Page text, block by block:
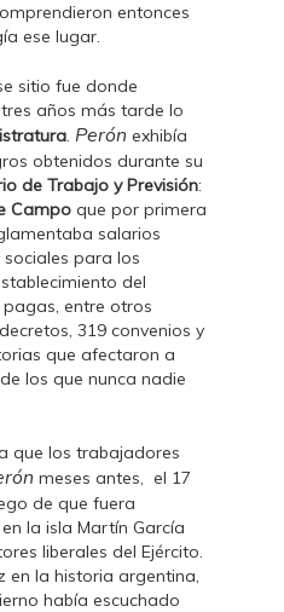
entonces
ese lugar.
sitio fue donde
años más tarde lo
. Perón exhibía
obtenidos durante su
de Trabajo y Previsión:
Campo que por primera
salarios
para los
del
entre otros
319 convenios y
que afectaron a
los que nunca nadie
que los trabajadores
meses antes, el 17
de que fuera
la isla Martín García
liberales del Ejército.
en la historia argentina,
había escuchado